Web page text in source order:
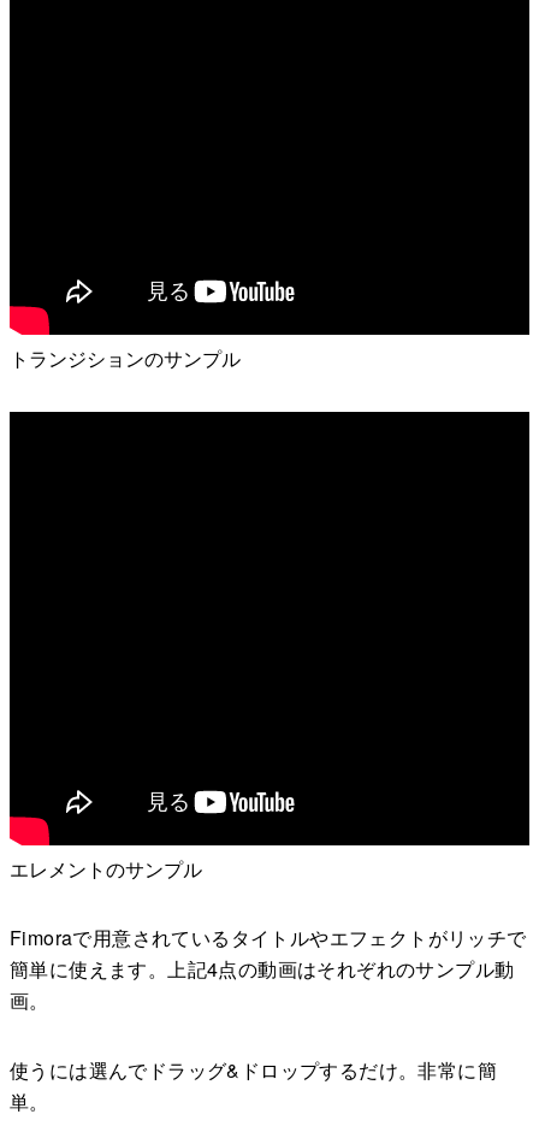
トランジションのサンプル
エレメントのサンプル
Fimoraで用意されているタイトルやエフェクトがリッチで
簡単に使えます。上記4点の動画はそれぞれのサンプル動
画。
使うには選んでドラッグ&ドロップするだけ。非常に簡
単。